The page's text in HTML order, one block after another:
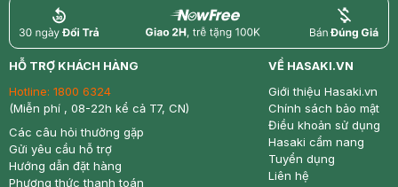
return nowfree price
HỖ TRỢ KHÁCH HÀNG
Hotline: 1800 6324
(Miễn phí , 08-22h kể cả T7, CN)
Các câu hỏi thường gặp
Gửi yêu cầu hỗ trợ
Hướng dẫn đặt hàng
Phương thức thanh toán
VỀ HASAKI.VN
Giới thiệu Hasaki.vn
Chính sách bảo mật
Điều khoản sử dụng
Hasaki cẩm nang
Tuyển dụng
Liên hệ